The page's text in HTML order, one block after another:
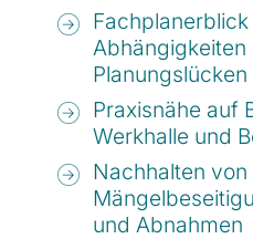
Abhängigkeiten
Planungslücken
Praxisnähe auf
Werkhalle und
Nachhalten
und Abnahmen